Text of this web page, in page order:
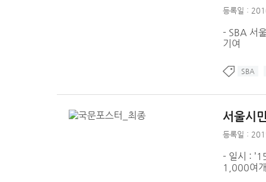
등록일 :
- SBA 서
기여
SBA
서울시
등록일 :
- 일시 :
1,000여